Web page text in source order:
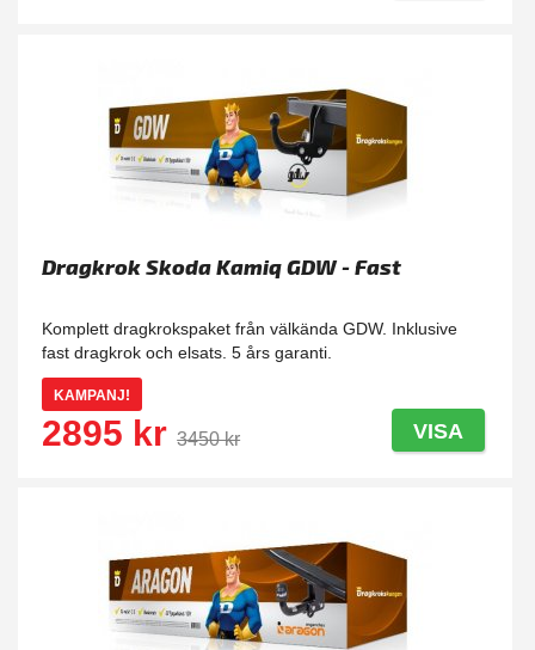
Dragkrok Skoda Kamiq GDW - Fast
Komplett dragkrokspaket från välkända GDW. Inklusive
fast dragkrok och elsats. 5 års garanti.
KAMPANJ!
2895 kr 3450 kr VISA